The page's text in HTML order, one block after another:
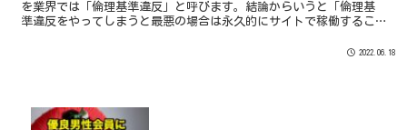
を業界では「倫理基準違反」と呼びます。結論からいうと「倫理基
準違反をやってしまうと最悪の場合は永久的にサイトで稼働するこ
2022.06.18